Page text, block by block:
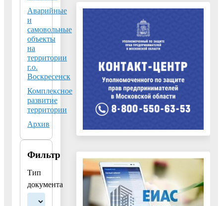
Аварийные
и
самовольные
объекты
на
территории
г.о.
Воскресенск
Комплексное
развитие
территории
Архив
Фильтр
Тип
документа
и
(или)
в
многоквартирном
доме»"
Распоряжение
по
архитектуре
градостроительству
Московской